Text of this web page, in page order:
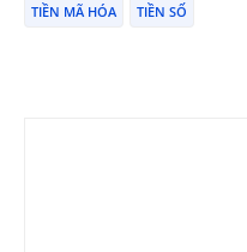
TIỀN MÃ HÓA
TIỀN SỐ